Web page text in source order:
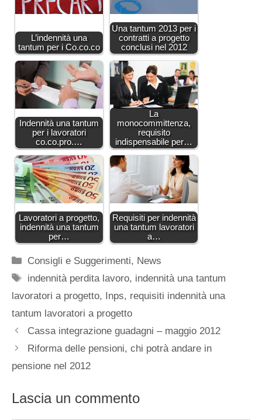
L’indennità una
tantum per i Co.co.co
Una tantum 2013 per i
contratti a progetto
conclusi nel 2012
Indennità una tantum
per i lavoratori
co.co.pro.…
La
monocommittenza,
requisito
indispensabile per…
Lavoratori a progetto,
indennità una tantum
per…
Requisiti per indennità
una tantum lavoratori
a…
Categorie
Consigli e Suggerimenti, News
Tag
indennità perdita lavoro, indennità una tantum
lavoratori a progetto, Inps, requisiti indennità una
tantum lavoratori a progetto
Cassa integrazione guadagni – maggio 2012
Riforma delle pensioni, chi potrà andare in
pensione nel 2012
Lascia un commento